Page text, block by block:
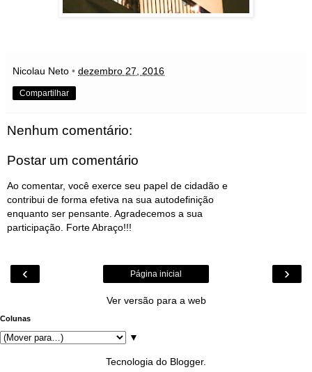
Nicolau Neto • dezembro 27, 2016
Compartilhar
Nenhum comentário:
Postar um comentário
Ao comentar, você exerce seu papel de cidadão e
contribui de forma efetiva na sua autodefinição
enquanto ser pensante. Agradecemos a sua
participação. Forte Abraço!!!
‹ ›
Página inicial
Ver versão para a web
Colunas
▼
Tecnologia do Blogger.